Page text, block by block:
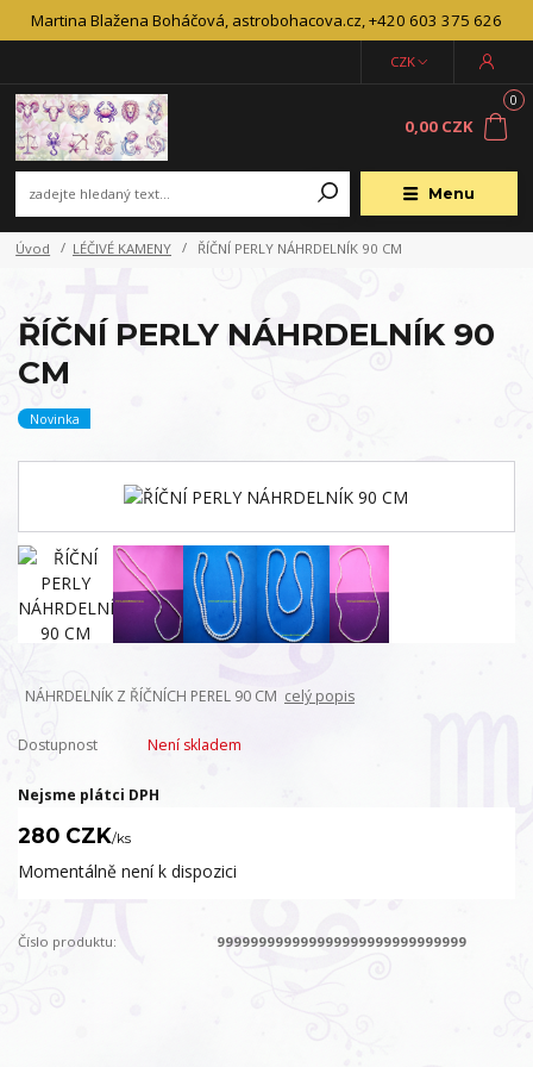
Martina Blažena Boháčová, astrobohacova.cz, +420 603 375 626
Menu
CZK
0
0,00 CZK
Úvod LÉČIVÉ KAMENY ŘÍČNÍ PERLY NÁHRDELNÍK 90 CM
ŘÍČNÍ PERLY NÁHRDELNÍK 90
CM
Novinka
NÁHRDELNÍK Z ŘÍČNÍCH PEREL 90 CM celý popis
Dostupnost Není skladem
Nejsme plátci DPH
280 CZK/ks
Momentálně není k dispozici
Číslo produktu: 999999999999999999999999999999